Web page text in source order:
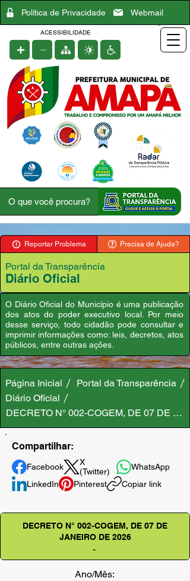
Política de Privacidade Webmail
ACESSIBILIDADE
Reportar Problema Precisa de Ajuda?
Portal da Transparência
Diário Oficial
O Diário Oficial do Município é uma publicação
dos atos do poder executivo local. Por meio
desse serviço, todo cidadão pode consultar e
imprimir informações como: leis, decretos, atos
públicos, entre outras ações.
Página Inicial
Portal da Transparência
Diário Oficial
DECRETO N° 002-COGEM, DE 07 DE
Compartilhar:
Facebook
X
(Twitter)
WhatsApp
LinkedIn
Pinterest Copiar link
DECRETO N° 002-COGEM, DE 07 DE
JANEIRO DE 2026
-
Ano/Mês: